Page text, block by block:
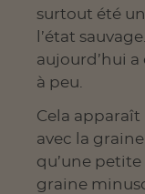
surtout été
l’état
aujourd’hui
à peu.
Cela
avec la
qu’une
graine